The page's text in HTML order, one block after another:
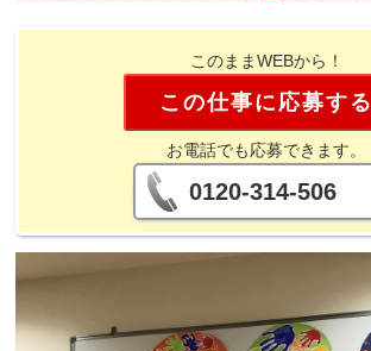
このままWEBから！
この仕事に応募する
お電話でも応募できます。
0120-314-506